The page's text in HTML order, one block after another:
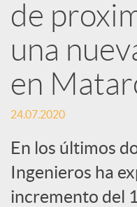
e
s
S
o
de
una
en
24.07.2020
En los últimos
Ingenieros ha
incremento del